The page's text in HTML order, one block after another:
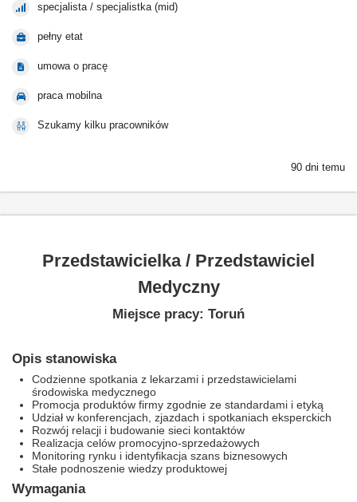
specjalista / specjalistka (mid)
pełny etat
umowa o pracę
praca mobilna
Szukamy kilku pracowników
90 dni temu
Przedstawicielka / Przedstawiciel
Medyczny
Miejsce pracy: Toruń
Opis stanowiska
Codzienne spotkania z lekarzami i przedstawicielami
środowiska medycznego
Promocja produktów firmy zgodnie ze standardami i etyką
Udział w konferencjach, zjazdach i spotkaniach eksperckich
Rozwój relacji i budowanie sieci kontaktów
Realizacja celów promocyjno-sprzedażowych
Monitoring rynku i identyfikacja szans biznesowych
Stałe podnoszenie wiedzy produktowej
Wymagania